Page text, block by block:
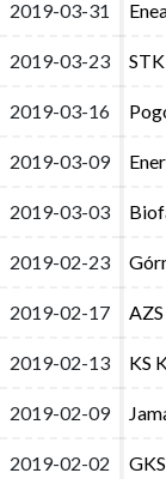
2019-03-31
2019-03-23
2019-03-16
2019-03-09
2019-03-03
2019-02-23
2019-02-17
2019-02-13 KS
2019-02-09
2019-02-02
2019-03-31
2019-03-23
2019-03-16
2019-03-09
2019-03-03
2019-02-23
2019-02-17
2019-02-13 KS
2019-02-09
2019-02-02